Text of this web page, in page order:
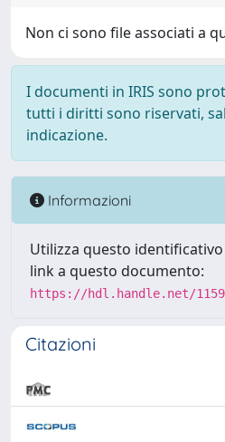
Non ci sono file associati a
I documenti in IRIS sono
tutti i diritti sono riservati,
indicazione.
Informazioni
Utilizza questo
link a questo documento:
https://hdl.handle.net/
Citazioni